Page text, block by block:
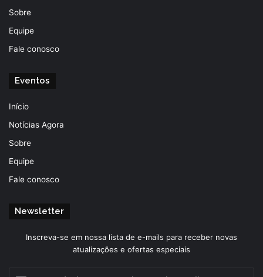
Sobre
Equipe
Fale conosco
Eventos
Início
Notícias Agora
Sobre
Equipe
Fale conosco
Newsletter
Inscreva-se em nossa lista de e-mails para receber novas
atualizações e ofertas especiais